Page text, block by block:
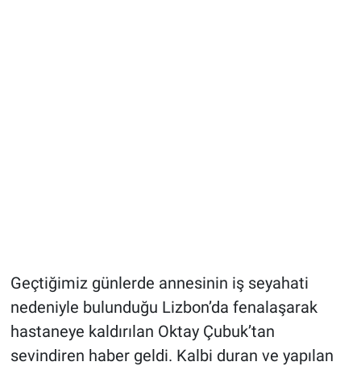
Geçtiğimiz günlerde annesinin iş seyahati
nedeniyle bulunduğu Lizbon’da fenalaşarak
hastaneye kaldırılan Oktay Çubuk’tan
sevindiren haber geldi. Kalbi duran ve yapılan